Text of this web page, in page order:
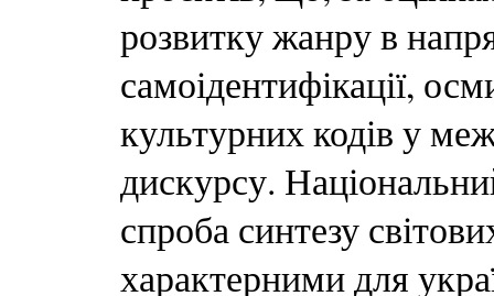
розвитку жанру в
самоідентифікації,
культурних кодів у
дискурсу.
спроба синтезу
характерними для